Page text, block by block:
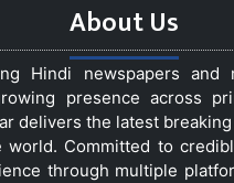
About Us
Hindi newspapers and
presence across
delivers the latest
Committed to
through multiple